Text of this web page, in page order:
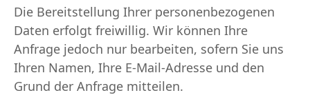
Die Bereitstellung Ihrer personenbezogenen
Daten erfolgt freiwillig. Wir können Ihre
Anfrage jedoch nur bearbeiten, sofern Sie uns
Ihren Namen, Ihre E-Mail-Adresse und den
Grund der Anfrage mitteilen.